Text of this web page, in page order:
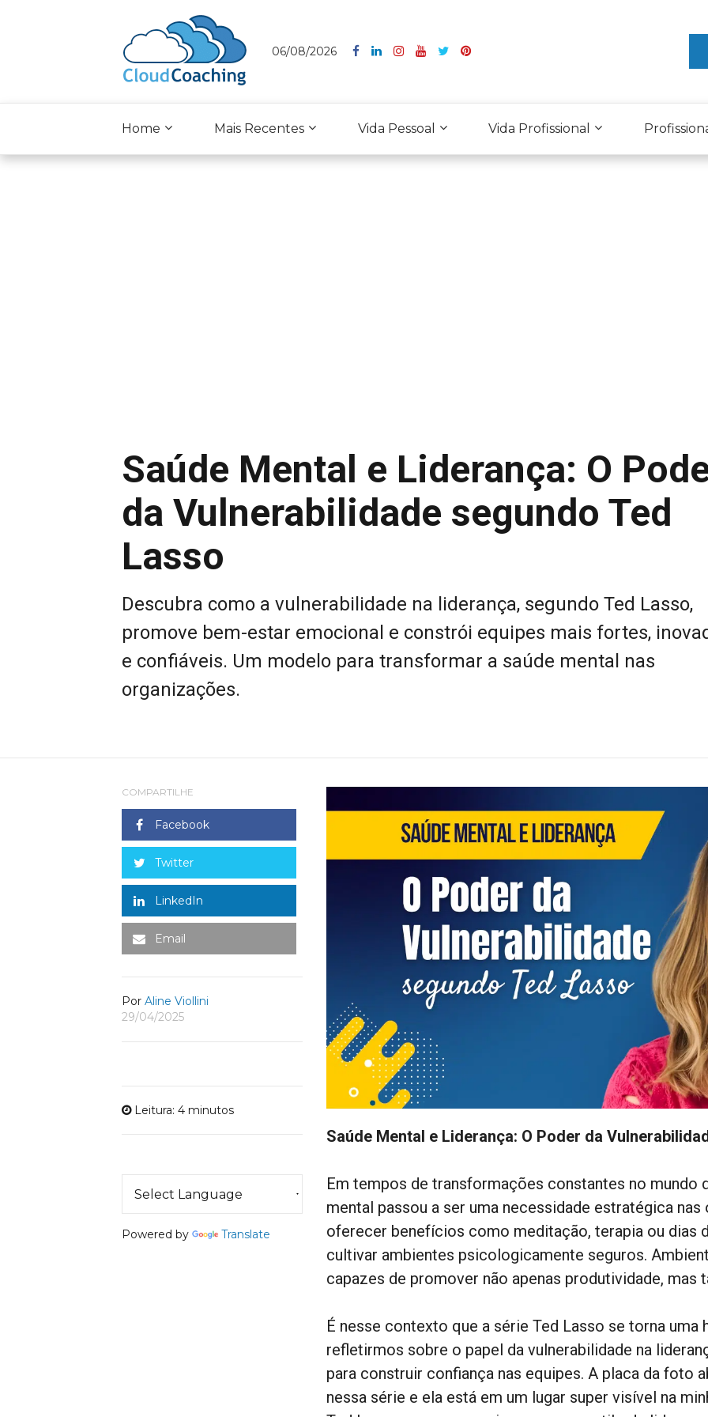
06/08/2026
Home Mais Recentes Vida Pessoal Vida Profissional
Saúde Mental e Liderança: O
da Vulnerabilidade segundo Ted
Lasso
Descubra como a vulnerabilidade na liderança, segundo Ted Lasso,
promove bem-estar emocional e constrói equipes mais fortes,
e confiáveis. Um modelo para transformar a saúde mental nas
organizações.
COMPARTILHE
Facebook
Twitter
LinkedIn
Email
Por Aline Viollini
29/04/2025
Leitura: 4 minutos
Powered by Translate
Saúde Mental e Liderança: O Poder da
Em tempos de transformações constantes no mundo
mental passou a ser uma necessidade estratégica
oferecer benefícios como meditação, terapia ou dias
cultivar ambientes psicologicamente seguros.
capazes de promover não apenas produtividade, mas
É nesse contexto que a série Ted Lasso se torna uma
refletirmos sobre o papel da vulnerabilidade na
para construir confiança nas equipes. A placa da foto
nessa série e ela está em um lugar super visível na